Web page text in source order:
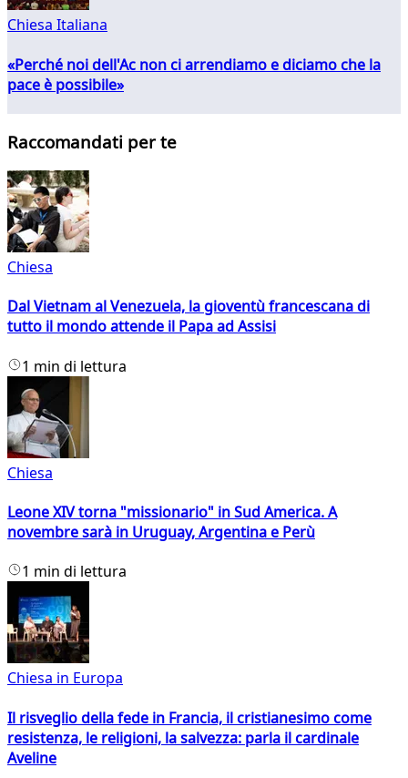
Chiesa Italiana
«Perché noi dell'Ac non ci arrendiamo e diciamo che la
pace è possibile»
Raccomandati per te
Chiesa
Dal Vietnam al Venezuela, la gioventù francescana di
tutto il mondo attende il Papa ad Assisi
1 min di lettura
Chiesa
Leone XIV torna "missionario" in Sud America. A
novembre sarà in Uruguay, Argentina e Perù
1 min di lettura
Chiesa in Europa
Il risveglio della fede in Francia, il cristianesimo come
resistenza, le religioni, la salvezza: parla il cardinale
Aveline